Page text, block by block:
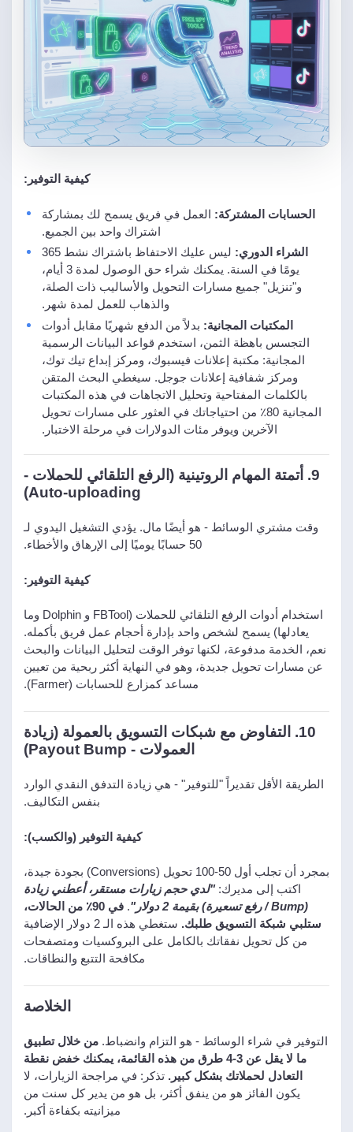
كيفية التوفير:
الحسابات المشتركة: العمل في فريق يسمح لك بمشاركة
اشتراك واحد بين الجميع.
الشراء الدوري:
ليس عليك الاحتفاظ باشتراك نشط 365
يومًا في السنة. يمكنك شراء حق الوصول لمدة 3 أيام،
و"تنزيل" جميع مسارات التحويل والأساليب ذات الصلة،
والذهاب للعمل لمدة شهر.
المكتبات المجانية: بدلاً من الدفع شهريًا مقابل أدوات
التجسس باهظة الثمن، استخدم قواعد البيانات الرسمية
المجانية: مكتبة إعلانات فيسبوك، ومركز إبداع تيك توك،
ومركز شفافية إعلانات جوجل. سيغطي البحث المتقن
بالكلمات المفتاحية وتحليل الاتجاهات في هذه المكتبات
المجانية 80٪ من احتياجاتك في العثور على مسارات تحويل
الآخرين ويوفر مئات الدولارات في مرحلة الاختبار.
9. أتمتة المهام الروتينية (الرفع التلقائي للحملات -
Auto-uploading)
وقت مشتري الوسائط - هو أيضًا مال. يؤدي التشغيل اليدوي لـ
50 حسابًا يوميًا إلى الإرهاق والأخطاء.
كيفية التوفير:
استخدام أدوات الرفع التلقائي للحملات (FBTool و Dolphin وما
يعادلها) يسمح لشخص واحد بإدارة أحجام عمل فريق بأكمله.
نعم، الخدمة مدفوعة، لكنها توفر الوقت لتحليل البيانات والبحث
عن مسارات تحويل جديدة، وهو في النهاية أكثر ربحية من تعيين
مساعد كمزارع للحسابات (Farmer).
10. التفاوض مع شبكات التسويق بالعمولة (زيادة
العمولات - Payout Bump)
الطريقة الأقل تقديراً "للتوفير" - هي زيادة التدفق النقدي الوارد
بنفس التكاليف.
كيفية التوفير (والكسب):
بمجرد أن تجلب أول 50-100 تحويل (Conversions) بجودة جيدة،
اكتب إلى مديرك:"لدي حجم زيارات مستقر، أعطني زيادة
(Bump / رفع تسعيرة) بقيمة 2 دولار"
.
في 90٪ من الحالات،
ستلبي شبكة التسويق طلبك.
ستغطي هذه الـ 2 دولار الإضافية
من كل تحويل نفقاتك بالكامل على البروكسيات ومتصفحات
مكافحة التتبع والنطاقات.
الخلاصة
التوفير في شراء الوسائط - هو التزام وانضباط. من خلال تطبيق
ما لا يقل عن 3-4 طرق من هذه القائمة، يمكنك خفض نقطة
التعادل لحملاتك بشكل كبير. تذكر: في مراجحة الزيارات، لا
يكون الفائز هو من ينفق أكثر، بل هو من يدير كل سنت من
ميزانيته بكفاءة أكبر.